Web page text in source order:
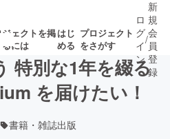
ジェクトを掲
には
はじ
める
プロジェクト
をさがす
プロ
募集終了が近いプ
ロジェクト
ロ
グ
イ
ン
/
新
規
会
員
登
録
特別な1年を綴る
を届けたい！
書籍・雑誌出版